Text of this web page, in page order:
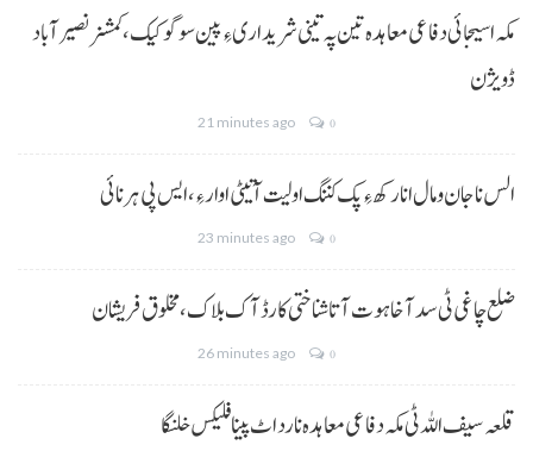
مکہ اسیجائی دفاعی معاہدہ تین پہ تینی شریداری ءِ پین سوگو کیک،کمشنر نصیرآباد
ڈویژن
21 minutes ago 0
الس نا جان و مال انا رکھ ءِ پک کننگ اولیت آتیٹی اوار ءِ،ایس پی ہرنائی
23 minutes ago 0
ضلع چاغی ٹی سد آ خاہوت آتا شناختی کارڈ آک بلاک، مخلوق فریشان
26 minutes ago 0
قلعہ سیف اللہ ٹی مکہ دفاعی معاہدہ نا رد اٹ پینا فلیکس خلنگا